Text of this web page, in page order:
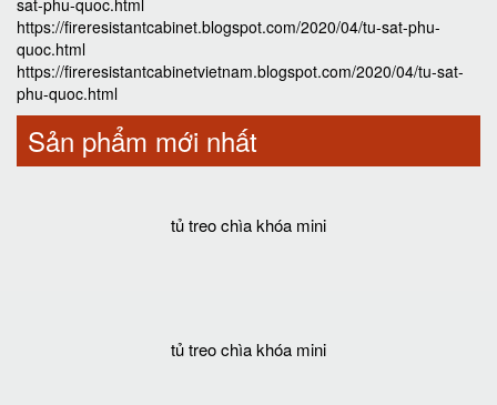
sat-phu-quoc.html
https://fireresistantcabinet.blogspot.com/2020/04/tu-sat-phu-
quoc.html
https://fireresistantcabinetvietnam.blogspot.com/2020/04/tu-sat-
phu-quoc.html
Sản phẩm mới nhất
tủ treo chìa khóa mini
tủ treo chìa khóa mini